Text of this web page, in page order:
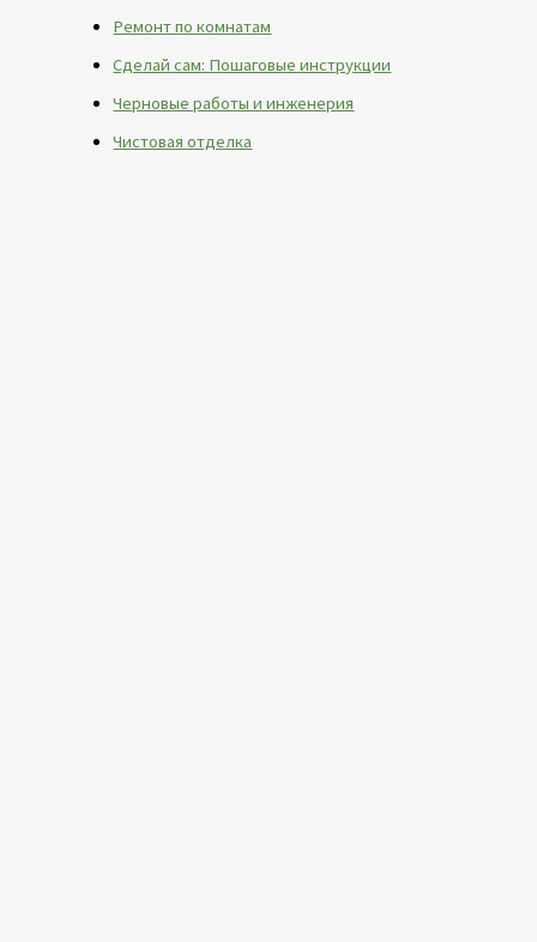
Ремонт по комнатам
Сделай сам: Пошаговые инструкции
Черновые работы и инженерия
Чистовая отделка